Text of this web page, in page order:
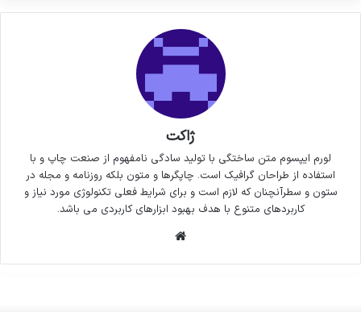
ژاکت
لورم ایپسوم متن ساختگی با تولید سادگی نامفهوم از صنعت چاپ و با
استفاده از طراحان گرافیک است. چاپگرها و متون بلکه روزنامه و مجله در
ستون و سطرآنچنان که لازم است و برای شرایط فعلی تکنولوژی مورد نیاز و
کاربردهای متنوع با هدف بهبود ابزارهای کاربردی می باشد.